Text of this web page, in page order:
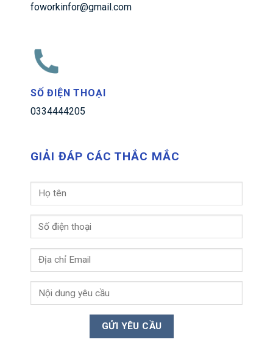
foworkinfor@gmail.com
SỐ ĐIỆN THOẠI
0334444205
GIẢI ĐÁP CÁC THẮC MẮC